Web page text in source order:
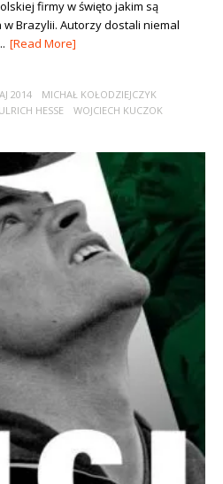
firmy w święto jakim są
Brazylii. Autorzy dostali niemal
[Read More]
2014
MICHAŁ KOŁODZIEJCZYK
ULRICH HESSE
WOJCIECH KUCZOK